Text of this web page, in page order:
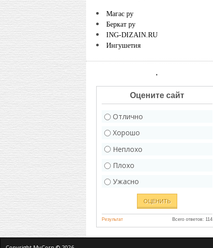
Магас ру
Беркат ру
ING-DIZAIN.RU
Ингушетия
.
Оцените сайт
Отлично
Хорошо
Неплохо
Плохо
Ужасно
Результат Всего ответов: 114